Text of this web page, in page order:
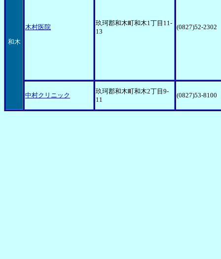
和木
木村医院
玖珂郡和木町和木1丁目11-
13
(0827)52-2302
中村クリニック
玖珂郡和木町和木2丁目9-
11
(0827)53-8100